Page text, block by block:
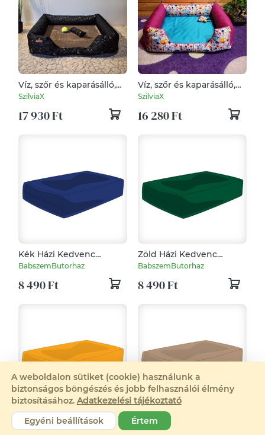
Víz, szőr és kaparásálló,
lehúzható és mosható
SzilviaX
17 930 Ft
Víz, szőr és kaparásálló,
lehúzható és mosható
SzilviaX
16 280 Ft
Kék Házi Kedvenc
Babzsák Fekhely Huzat
BabszemButorhaz
8 490 Ft
Zöld Házi Kedvenc
Babzsák Fekhely Huzat
BabszemButorhaz
8 490 Ft
Sárga Házi Kedvenc
Babzsák Fekhely Huzat
Drapp Házi Kedvenc
Babzsák Fekhely Huzat
A weboldalon sütiket (cookie) használunk a
biztonságos böngészés és jobb felhasználói élmény
biztosításához. Adatkezelési tájékoztató
Egyéni beállítások
Értem